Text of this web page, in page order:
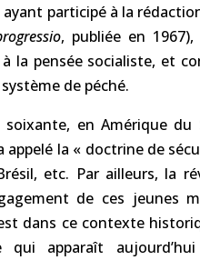
participé à la
, publiée en
la pensée socialiste, et
de péché.
soixante, en Amérique
appelé la « doctrine de
etc. Par ailleurs, la
de ces jeunes
dans ce contexte
qui apparaît